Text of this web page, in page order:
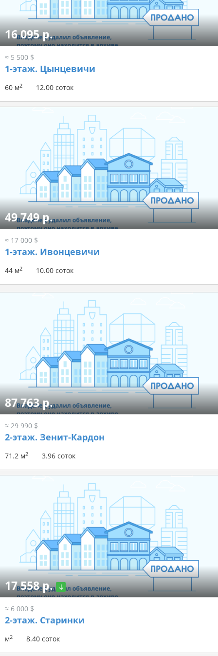
16 095 р.
≈ 5 500 $
1-этаж. Цынцевичи
60 м2 12.00 соток
49 749 р.
≈ 17 000 $
1-этаж. Ивонцевичи
44 м2 10.00 соток
87 763 р.
≈ 29 990 $
2-этаж. Зенит-Кардон
71.2 м2 3.96 соток
17 558 р.
≈ 6 000 $
2-этаж. Старинки
м2 8.40 соток